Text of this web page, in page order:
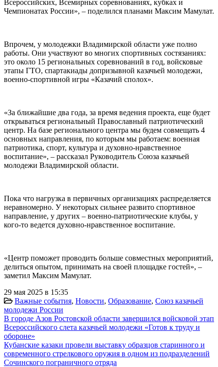
Всероссийских, Всемирных соревнованиях, кубках и
Чемпионатах России», – поделился планами Максим Мамулат.
Впрочем, у молодежки Владимирской области уже полно
работы. Они участвуют во многих спортивных состязаниях:
это около 15 региональных соревнований в год, войсковые
этапы ГТО, спартакиады допризывной казачьей молодежи,
военно-спортивной игры «Казачий сполох».
«За ближайшие два года, за время ведения проекта, еще будет
открываться региональный Православный патриотический
центр. На базе регионального центра мы будем совмещать 4
основных направления, по которым мы работаем: военная
патриотика, спорт, культура и духовно-нравственное
воспитание», – рассказал Руководитель Союза казачьей
молодежи Владимирской области.
Пока что нагрузка в первичных организациях распределяется
неравномерно. У некоторых сильнее развито спортивное
направление, у других – военно-патриотические клубы, у
кого-то ведется духовно-нравственное воспитание.
«Центр поможет проводить больше совместных мероприятий,
делиться опытом, принимать на своей площадке гостей», –
заметил Максим Мамулат.
29 мая 2025 в 15:35
Важные события, Новости, Образование, Союз казачьей
молодежи России
В городе Азов Ростовской области завершился войсковой этап
Всероссийского слета казачьей молодежи «Готов к труду и
обороне»
Кубанские казаки провели выставку образцов старинного и
современного стрелкового оружия в одном из подразделений
Сочинского пограничного отряда